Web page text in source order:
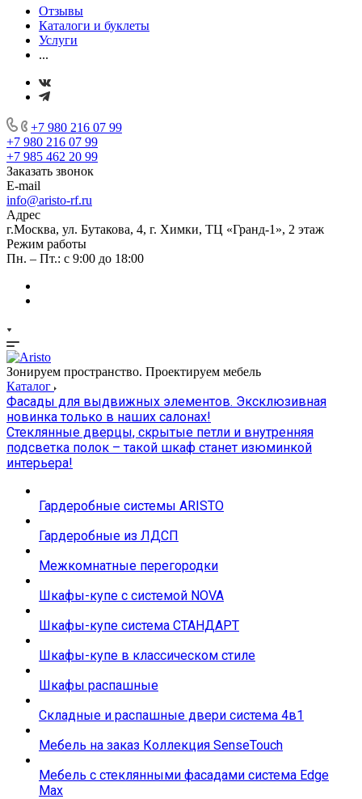
Отзывы
Каталоги и буклеты
Услуги
...
+7 980 216 07 99
+7 980 216 07 99
+7 985 462 20 99
Заказать звонок
E-mail
info@aristo-rf.ru
Адрес
г.Москва, ул. Бутакова, 4, г. Химки, ТЦ «Гранд-1», 2 этаж
Режим работы
Пн. – Пт.: с 9:00 до 18:00
Зонируем пространство. Проектируем мебель
Каталог
Фасады для выдвижных элементов. Эксклюзивная
новинка только в наших салонах!
Стеклянные дверцы, скрытые петли и внутренняя
подсветка полок – такой шкаф станет изюминкой
интерьера!
Гардеробные системы ARISTO
Гардеробные из ЛДСП
Межкомнатные перегородки
Шкафы-купе с системой NOVA
Шкафы-купе система СТАНДАРТ
Шкафы-купе в классическом стиле
Шкафы распашные
Складные и распашные двери система 4в1
Мебель на заказ Коллекция SenseTouch
Мебель с стеклянными фасадами система Edge
Max